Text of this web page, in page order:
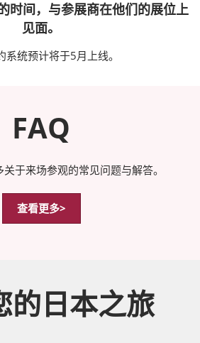
时间，与参展商在他们的展位上
见面。
系统预计将于5月上线。
FAQ
于来场参观的常见问题与解答。
查看更多>
的日本之旅